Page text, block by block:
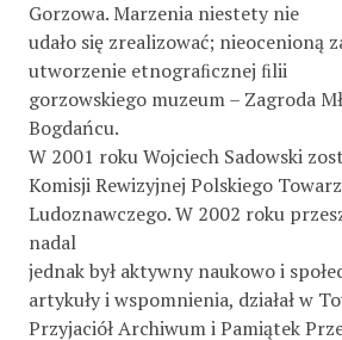
Gorzowa. Marzenia niestety nie
udało się zrealizować; nieocenioną
utworzenie etnograﬁcznej ﬁlii
gorzowskiego muzeum – Zagroda
Bogdańcu.
W 2001 roku Wojciech Sadowski
Komisji Rewizyjnej Polskiego
Ludoznawczego. W 2002 roku
nadal
jednak był aktywny naukowo i
artykuły i wspomnienia, działał w
Przyjaciół Archiwum i Pamiątek